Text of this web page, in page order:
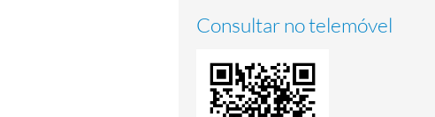
Consultar no telemóvel